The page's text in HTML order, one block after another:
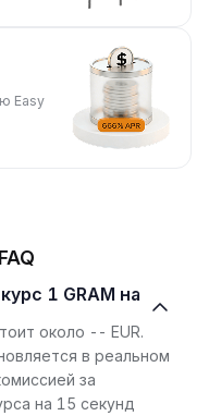
Easy
около -- EUR.
в реальном
за
на 15 секунд